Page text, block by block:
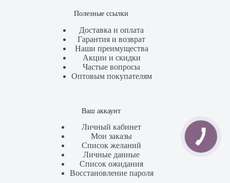
Полезные ссылки
Доставка и оплата
Гарантия и возврат
Наши преимущества
Акции и скидки
Частые вопросы
Оптовым покупателям
Ваш аккаунт
Личный кабинет
Мои заказы
Список желаний
Личные данные
Список ожидания
Восстановление пароля